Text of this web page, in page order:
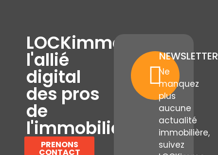
LOCKimmo,
l'allié
digital
des pros
de
l'immobilier
PRENONS
CONTACT
NEWSLETTER
Ne
manquez
plus
aucune
actualité
immobilière,
suivez